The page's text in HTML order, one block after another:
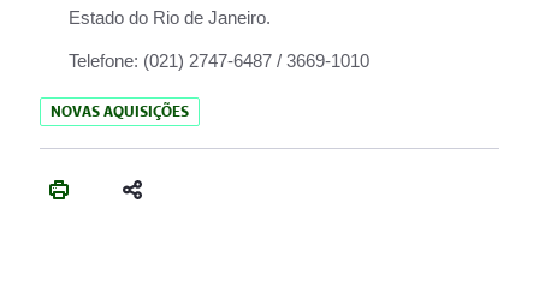
Estado do Rio de Janeiro.
Telefone: (021) 2747-6487 / 3669-1010
NOVAS AQUISIÇÕES